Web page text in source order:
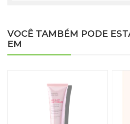
VOCÊ TAMBÉM PODE
EM